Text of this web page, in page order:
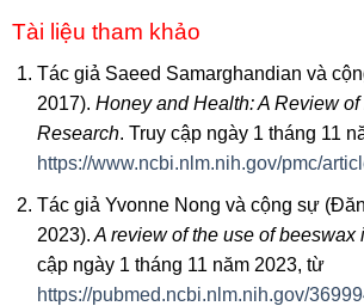
Tài liệu tham khảo
Tác giả Saeed Samarghandian và
2017). Honey and Health: A Review
Research. Truy cập ngày 1 tháng 11
https://www.ncbi.nlm.nih.gov/pmc/
Tác giả Yvonne Nong và cộng sự
2023). A review of the use of beeswax
cập ngày 1 tháng 11 năm 2023, từ
https://pubmed.ncbi.nlm.nih.gov/